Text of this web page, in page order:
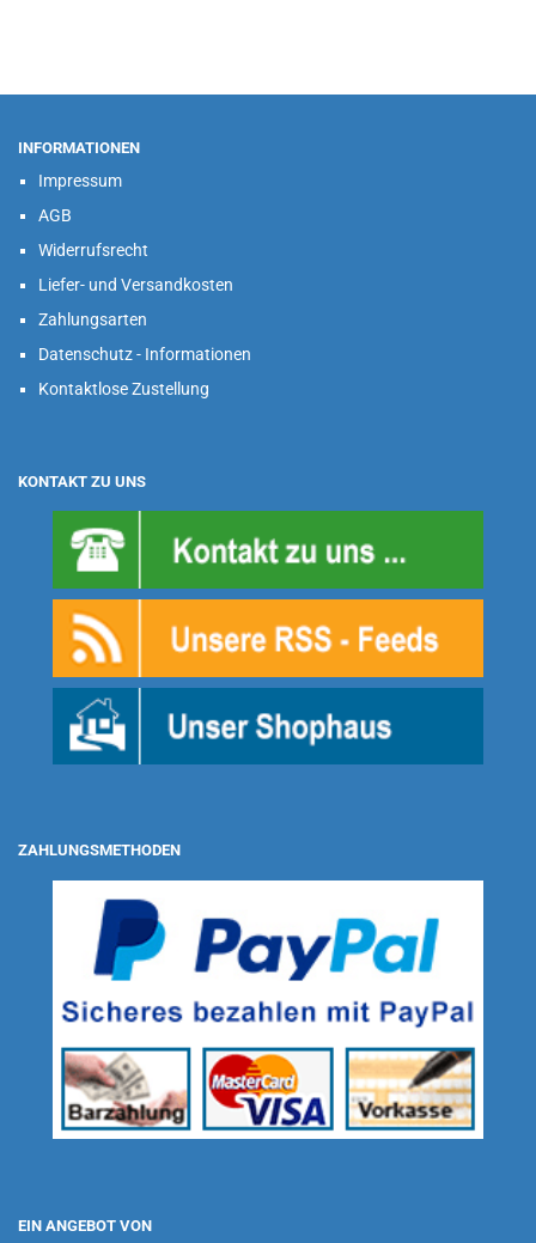
INFORMATIONEN
Impressum
AGB
Widerrufsrecht
Liefer- und Versandkosten
Zahlungsarten
Datenschutz - Informationen
Kontaktlose Zustellung
KONTAKT ZU UNS
ZAHLUNGSMETHODEN
EIN ANGEBOT VON